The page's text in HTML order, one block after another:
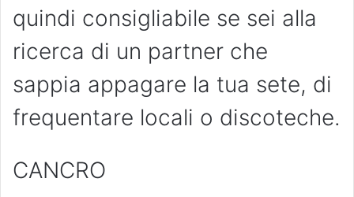
quindi consigliabile se sei alla
ricerca di un partner che
sappia appagare la tua sete, di
frequentare locali o discoteche.
CANCRO